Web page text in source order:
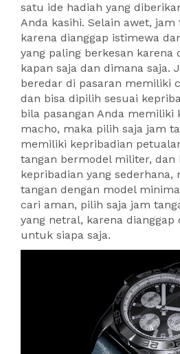
satu ide hadiah yang
Anda kasihi. Selain awet,
karena dianggap istimewa
yang paling berkesan karena
kapan saja dan dimana saja.
beredar di pasaran memiliki
dan bisa dipilih sesuai
bila pasangan Anda memiliki
macho, maka pilih saja jam
memiliki kepribadian
tangan bermodel militer, dan
kepribadian yang sederhana,
tangan dengan model
cari aman, pilih saja jam
yang netral, karena dianggap
untuk siapa saja.